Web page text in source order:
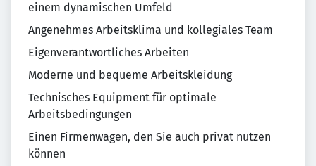
einem dynamischen Umfeld
Angenehmes Arbeitsklima und kollegiales Team
Eigenverantwortliches Arbeiten
Moderne und bequeme Arbeitskleidung
Technisches Equipment für optimale
Arbeitsbedingungen
Einen Firmenwagen, den Sie auch privat nutzen
können